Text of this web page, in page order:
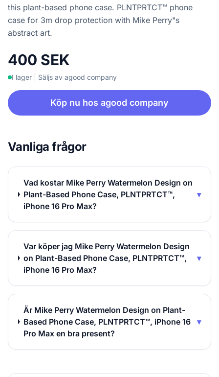
this plant-based phone case. PLNTPRTCT™ phone
case for 3m drop protection with Mike Perry"s
abstract art.
400 SEK
I lager Säljs av agood company
Köp nu hos agood company
Vanliga frågor
Vad kostar Mike Perry Watermelon Design on
Plant-Based Phone Case, PLNTPRTCT™,
iPhone 16 Pro Max?
▾
Var köper jag Mike Perry Watermelon Design
on Plant-Based Phone Case, PLNTPRTCT™,
iPhone 16 Pro Max?
▾
Är Mike Perry Watermelon Design on Plant-
Based Phone Case, PLNTPRTCT™, iPhone 16
Pro Max en bra present?
▾